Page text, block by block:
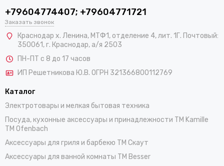
+79604774407; +79604771721
Заказать звонок
Краснодар х. Ленина, МТФ1, отделение 4, лит. 1Г. Почтовый:
350061, г. Краснодар, а/я 2503
ПН-ПТ с 8 до 17 часов
ИП Решетникова Ю.В. ОГРН 321366800112769
Каталог
Электротовары и мелкая бытовая техника
Посуда, кухонные аксессуары и принадлежности TM Kamille
TM Ofenbach
Аксессуары для гриля и барбекю TM Скаут
Аксессуары для ванной комнаты TM Besser